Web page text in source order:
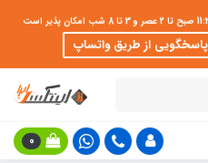
از طریق واتساپ
0